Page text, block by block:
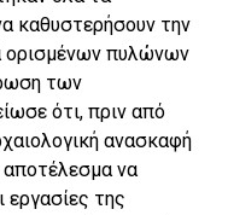
καθυστερήσουν την
ορισμένων πυλώνων
των
ότι, πριν από
ανασκαφή
αποτέλεσμα να
εργασίες της